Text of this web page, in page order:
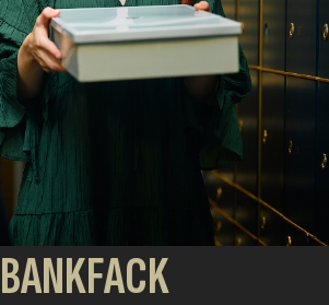
BANKFACK